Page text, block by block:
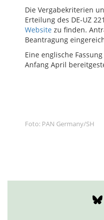
Die Vergabekriterien
Erteilung des DE-UZ
Website zu finden.
Beantragung
Eine englische
Anfang April
Foto: PAN Germany/SH